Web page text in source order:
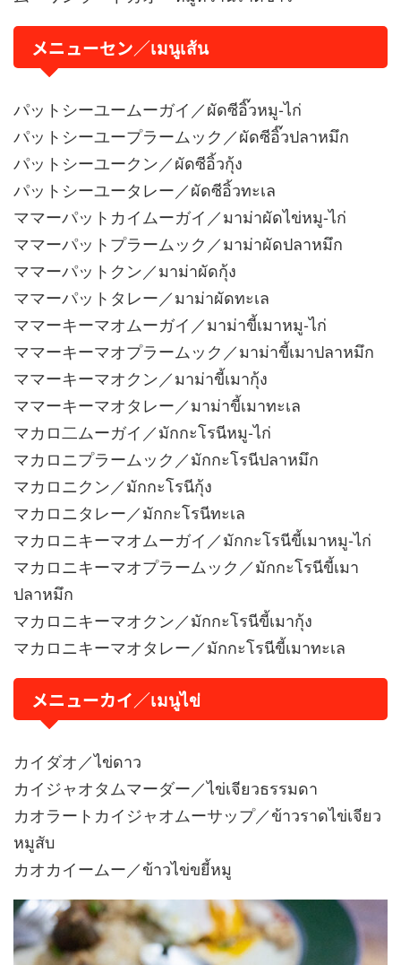
メニューセン／เมนูเส้น
パットシーユームーガイ／ผัดซีอิ๊วหมู-ไก่
パットシーユープラームック／ผัดซีอิ๊วปลาหมึก
パットシーユークン／ผัดซีอิ้วกุ้ง
パットシーユータレー／ผัดซีอิ้วทะเล
ママーパットカイムーガイ／มาม่าผัดไข่หมู-ไก่
ママーパットプラームック／มาม่าผัดปลาหมึก
ママーパットクン／มาม่าผัดกุ้ง
ママーパットタレー／มาม่าผัดทะเล
ママーキーマオムーガイ／มาม่าขี้เมาหมู-ไก่
ママーキーマオプラームック／มาม่าขี้เมาปลาหมึก
ママーキーマオクン／มาม่าขี้เมากุ้ง
ママーキーマオタレー／มาม่าขี้เมาทะเล
マカロ二ムーガイ／มักกะโรนีหมู-ไก่
マカロニプラームック／มักกะโรนีปลาหมึก
マカロニクン／มักกะโรนีกุ้ง
マカロニタレー／มักกะโรนีทะเล
マカロニキーマオムーガイ／มักกะโรนีขี้เมาหมู-ไก่
マカロニキーマオプラームック／มักกะโรนีขี้เมา
ปลาหมึก
マカロニキーマオクン／มักกะโรนีขี้เมากุ้ง
マカロニキーマオタレー／มักกะโรนีขี้เมาทะเล
メニューカイ／เมนูไข่
カイダオ／ไข่ดาว
カイジャオタムマーダー／ไข่เจียวธรรมดา
カオラートカイジャオムーサップ／ข้าวราดไข่เจียว
หมูสับ
カオカイームー／ข้าวไข่ขยี้หมู